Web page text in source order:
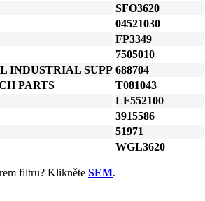
SFO3620
04521030
FP3349
7505010
INDUSTRIAL SUPP 688704
PARTS
T081043
LF552100
3915586
51971
WGL3620
filtru? Klikněte SEM.